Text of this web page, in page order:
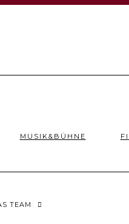
MUSIK&BÜHNE
TEAM